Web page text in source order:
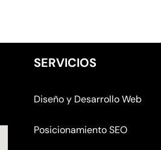
SERVICIOS
Diseño y Desarrollo Web
Posicionamiento SEO